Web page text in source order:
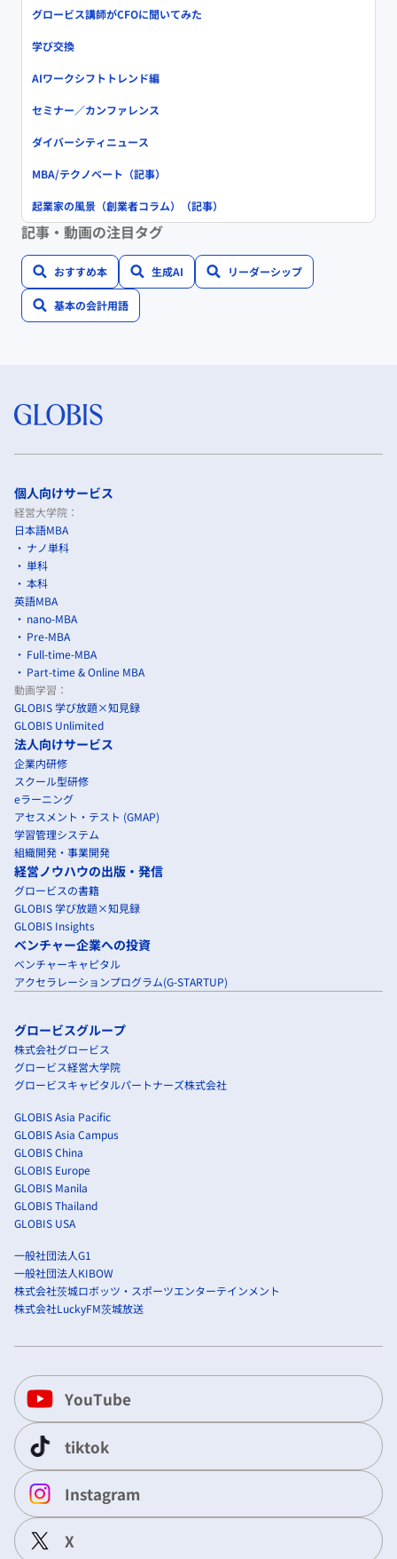
グロービス講師がCFOに聞いてみた
学び交換
AIワークシフトトレンド編
セミナー／カンファレンス
ダイバーシティニュース
MBA/テクノベート（記事）
起業家の風景（創業者コラム）（記事）
記事・動画の注目タグ
おすすめ本 生成AI リーダーシップ
基本の会計用語
個人向けサービス
経営大学院：
日本語MBA
ナノ単科
単科
本科
英語MBA
nano-MBA
Pre-MBA
Full-time-MBA
Part-time & Online MBA
動画学習：
GLOBIS 学び放題×知見録
GLOBIS Unlimited
法人向けサービス
企業内研修
スクール型研修
eラーニング
アセスメント・テスト (GMAP)
学習管理システム
組織開発・事業開発
経営ノウハウの出版・発信
グロービスの書籍
GLOBIS 学び放題×知見録
GLOBIS Insights
ベンチャー企業への投資
ベンチャーキャピタル
アクセラレーションプログラム(G-STARTUP)
グロービスグループ
株式会社グロービス
グロービス経営大学院
グロービスキャピタルパートナーズ株式会社
GLOBIS Asia Pacific
GLOBIS Asia Campus
GLOBIS China
GLOBIS Europe
GLOBIS Manila
GLOBIS Thailand
GLOBIS USA
一般社団法人G1
一般社団法人KIBOW
株式会社茨城ロボッツ・スポーツエンターテインメント
株式会社LuckyFM茨城放送
YouTube
tiktok
Instagram
X